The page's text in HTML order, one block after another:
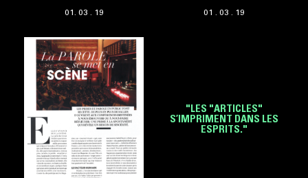
01. 03 . 19 01 . 03 . 19
"LES "ARTICLES"
S’IMPRIMENT DANS LES
ESPRITS."